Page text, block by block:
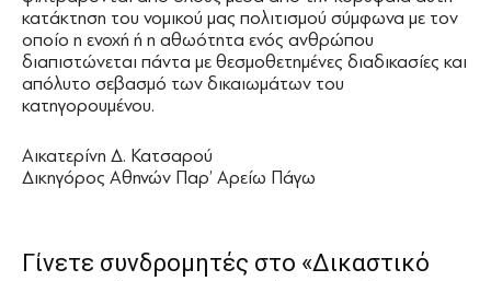
κατάκτηση του νομικού μας πολιτισμού σύμφωνα με τον
οποίο η ενοχή ή η αθωότητα ενός ανθρώπου
διαπιστώνεται πάντα με θεσμοθετημένες διαδικασίες και
απόλυτο σεβασμό των δικαιωμάτων του
κατηγορουμένου.
Αικατερίνη Δ. Κατσαρού
Δικηγόρος Αθηνών Παρ’ Αρείω Πάγω
Γίνετε συνδρομητές στο «Δικαστικό